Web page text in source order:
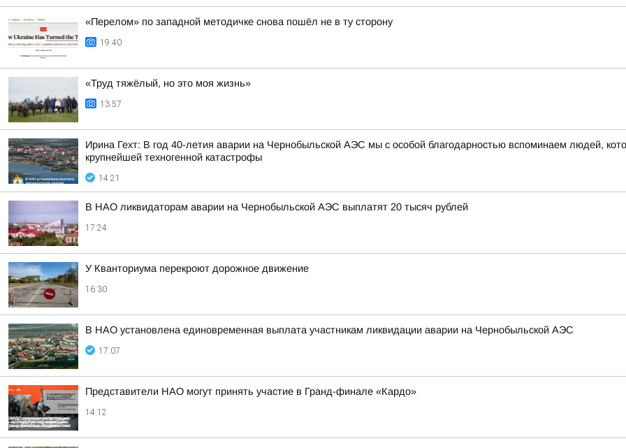
«Перелом» по западной методичке снова пошёл не в ту сторону
19:40
«Труд тяжёлый, но это моя жизнь»
13:57
Ирина Гехт: В год 40-летия аварии на Чернобыльской АЭС мы с особой благодарностью вспоминаем людей,
крупнейшей техногенной катастрофы
14:21
В НАО ликвидаторам аварии на Чернобыльской АЭС выплатят 20 тысяч рублей
17:24
У Кванториума перекроют дорожное движение
16:30
В НАО установлена единовременная выплата участникам ликвидации аварии на Чернобыльской АЭС
17:07
Представители НАО могут принять участие в Гранд-финале «Кардо»
14:12